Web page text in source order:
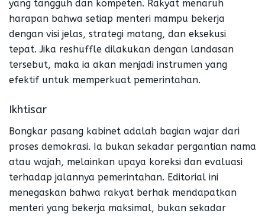
yang tangguh dan kompeten. Rakyat menaruh
harapan bahwa setiap menteri mampu bekerja
dengan visi jelas, strategi matang, dan eksekusi
tepat. Jika reshuffle dilakukan dengan landasan
tersebut, maka ia akan menjadi instrumen yang
efektif untuk memperkuat pemerintahan.
Ikhtisar
Bongkar pasang kabinet adalah bagian wajar dari
proses demokrasi. Ia bukan sekadar pergantian nama
atau wajah, melainkan upaya koreksi dan evaluasi
terhadap jalannya pemerintahan. Editorial ini
menegaskan bahwa rakyat berhak mendapatkan
menteri yang bekerja maksimal, bukan sekadar